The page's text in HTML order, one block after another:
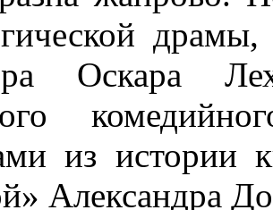
драмы,
Оскара
из истории
Александра